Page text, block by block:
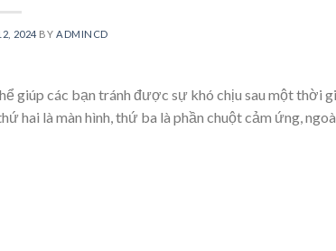
2024 BY ADMINCD
giúp các bạn tránh được sự khó chịu sau một thời
hai là màn hình, thứ ba là phần chuột cảm ứng,